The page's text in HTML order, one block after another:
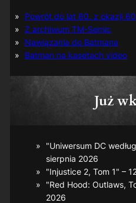
Powrót do lat 60. z okazji
Z archiwum TM-Semic
Nawiązania do Batmana
Batman na kasetach video
Już
"Uniwersum DC
sierpnia 2026
"Injustice 2, Tom 1" –
"Red Hood: Outlaws,
2026